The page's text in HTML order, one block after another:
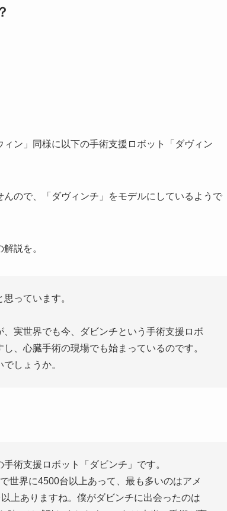
ン」同様に以下の手術支援ロボット「ダヴィン
ので、「ダヴィンチ」をモデルにしているようで
説を。
っています。
実世界でも今、ダビンチという手術支援ロボ
、心臓手術の現場でも始まっているのです。
しょうか。
術支援ロボット「ダビンチ」です。
世界に4500台以上あって、最も多いのはアメ
上ありますね。僕がダビンチに出会ったのは